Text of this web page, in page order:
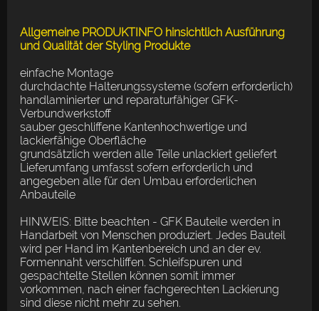
Allgemeine PRODUKTINFO hinsichtlich Ausführung
und Qualität der Styling Produkte
einfache Montage
durchdachte Halterungssysteme (sofern erforderlich)
handlaminierter und reparaturfähiger GFK-
Verbundwerkstoff
sauber geschliffene Kantenhochwertige und
lackierfähige Oberfläche
grundsätzlich werden alle Teile unlackiert geliefert
Lieferumfang umfasst sofern erforderlich und
angegeben alle für den Umbau erforderlichen
Anbauteile
HINWEIS: Bitte beachten - GFK Bauteile werden in
Handarbeit von Menschen produziert. Jedes Bauteil
wird per Hand im Kantenbereich und an der ev.
Formennaht verschliffen. Schleifspuren und
gespachtelte Stellen können somit immer
vorkommen, nach einer fachgerechten Lackierung
sind diese nicht mehr zu sehen.